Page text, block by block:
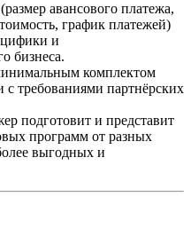
авансового платежа,
график платежей)
и
бизнеса.
комплектом
с требованиями партнёрских
подготовит и представит
программ от разных
выгодных и